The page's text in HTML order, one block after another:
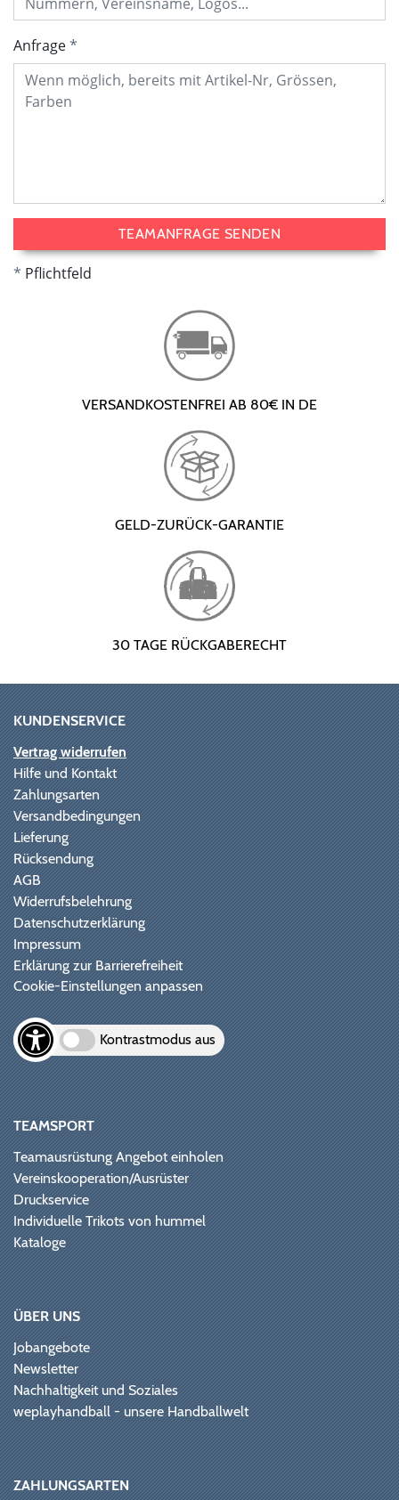
Anfrage
TEAMANFRAGE SENDEN
Pflichtfeld
VERSANDKOSTENFREI AB 80€ IN DE
GELD-ZURÜCK-GARANTIE
30 TAGE RÜCKGABERECHT
KUNDENSERVICE
Vertrag widerrufen
Hilfe und Kontakt
Zahlungsarten
Versandbedingungen
Lieferung
Rücksendung
AGB
Widerrufsbelehrung
Datenschutzerklärung
Impressum
Erklärung zur Barrierefreiheit
Cookie-Einstellungen anpassen
Kontrastmodus aus
TEAMSPORT
Teamausrüstung Angebot einholen
Vereinskooperation/Ausrüster
Druckservice
Individuelle Trikots von hummel
Kataloge
ÜBER UNS
Jobangebote
Newsletter
Nachhaltigkeit und Soziales
weplayhandball - unsere Handballwelt
ZAHLUNGSARTEN